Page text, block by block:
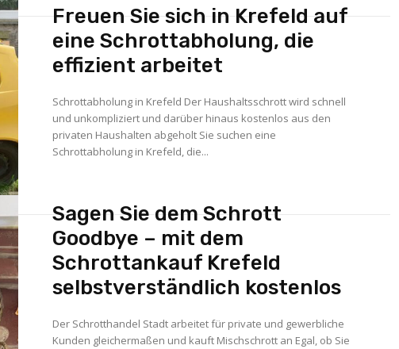
Freuen Sie sich in Krefeld auf
eine Schrottabholung, die
effizient arbeitet
Schrottabholung in Krefeld Der Haushaltsschrott wird schnell
und unkompliziert und darüber hinaus kostenlos aus den
privaten Haushalten abgeholt Sie suchen eine
Schrottabholung in Krefeld, die...
Sagen Sie dem Schrott
Goodbye – mit dem
Schrottankauf Krefeld
selbstverständlich kostenlos
Der Schrotthandel Stadt arbeitet für private und gewerbliche
Kunden gleichermaßen und kauft Mischschrott an Egal, ob Sie